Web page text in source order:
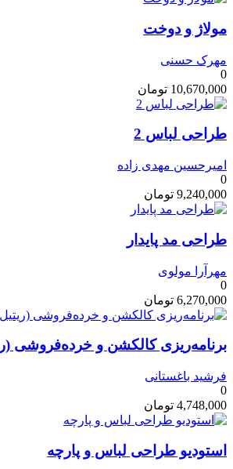
مولاژ و دوخت
مهرک حسنی
0
10,670,000 تومان
طراحی لباس 2
امیرحسین مهدی زاده
0
9,240,000 تومان
طراحی مد پایدار
مهرآرا مولوی
0
6,270,000 تومان
برنامه‌ریزی کالکشن و خرده‌فروشی
فرشید باغستانی
0
4,748,000 تومان
استودیو طراحی لباس و پارچه